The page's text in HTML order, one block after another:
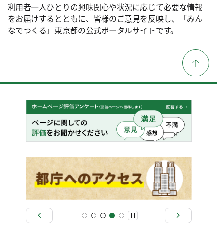
利用者一人ひとりの興味関心や状況に応じて必要な情報
をお届けするとともに、皆様のご意見を反映し、「みん
なでつくる」東京都の公式ポータルサイトです。